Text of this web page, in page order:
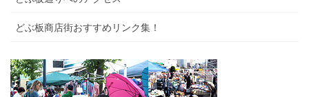
どぶ板商店街おすすめリンク集！